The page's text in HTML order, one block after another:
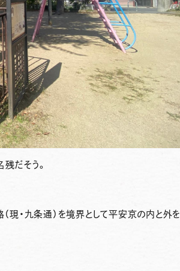
だそう。
・九条通）を境界として平安京の内と外を